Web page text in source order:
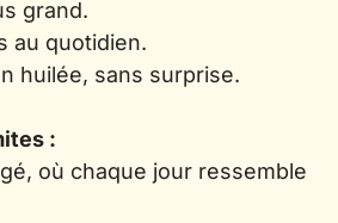
grand.
au quotidien.
huilée, sans surprise.
:
où chaque jour ressemble